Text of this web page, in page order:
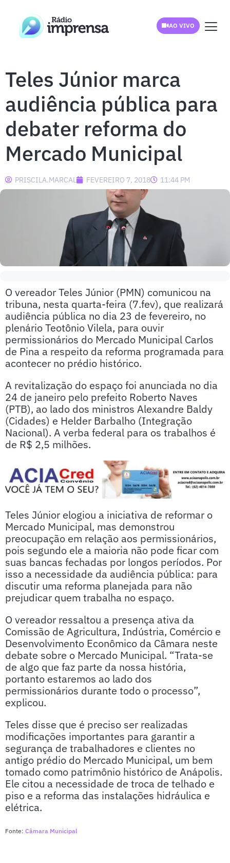
AO VIVO
Teles Júnior marca
audiência pública para
debater reforma do
Mercado Municipal
PRISCILA.MARCAL FEVEREIRO 7, 2018 11:44 PM
O vereador Teles Júnior (PMN) comunicou na
tribuna, nesta quarta-feira (7.fev), que realizará
audiência pública no dia 23 de fevereiro, no
plenário Teotônio Vilela, para ouvir
permissionários do Mercado Municipal Carlos
de Pina a respeito da reforma programada para
acontecer no prédio histórico.
A revitalização do espaço foi anunciada no dia
24 de janeiro pelo prefeito Roberto Naves
(PTB), ao lado dos ministros Alexandre Baldy
(Cidades) e Helder Barbalho (Integração
Nacional). A verba federal para os trabalhos é
de R$ 2,5 milhões.
Teles Júnior elogiou a iniciativa de reformar o
Mercado Municipal, mas demonstrou
preocupação em relação aos permissionários,
pois segundo ele a maioria não pode ficar com
suas bancas fechadas por longos períodos. Por
isso a necessidade da audiência pública: para
discutir uma reforma planejada para não
prejudicar quem trabalha no espaço.
O vereador ressaltou a presença ativa da
Comissão de Agricultura, Indústria, Comércio e
Desenvolvimento Econômico da Câmara neste
debate sobre o Mercado Municipal. “Trata-se
de algo que faz parte da nossa história,
portanto estaremos ao lado dos
permissionários durante todo o processo”,
explicou.
Teles disse que é preciso ser realizadas
modificações importantes para garantir a
segurança de trabalhadores e clientes no
antigo prédio do Mercado Municipal, um bem
tomado como patrimônio histórico de Anápolis.
Ele citou a necessidade de troca de telhado e
piso e a reforma das instalações hidráulica e
elétrica.
Fonte: Câmara Municipal